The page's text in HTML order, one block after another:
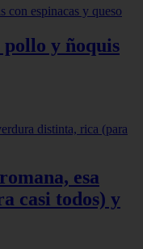
y ñoquis
esa
casi todos) y